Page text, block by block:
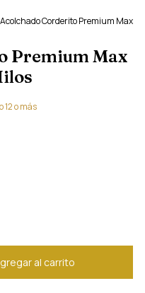
Acolchado Corderito Premium Max
Premium Max
12 o más